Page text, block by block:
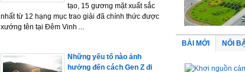
tạo, 15 gương mặt xuất sắc
nhất từ 12 hạng mục trao giải đã chính thức được
xướng tên tại Đêm Vinh ...
Những yếu tố nào ảnh
hưởng đến cách Gen Z đi
BÀI MỚI NỔI